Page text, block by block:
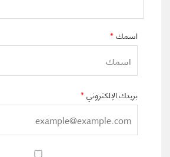
اسمك*
بريدك الإلكتروني*